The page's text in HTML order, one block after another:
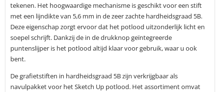
tekenen. Het hoogwaardige mechanisme is geschikt voor een stift
met een lijndikte van 5,6 mm in de zeer zachte hardheidsgraad 5B.
Deze eigenschap zorgt ervoor dat het potlood uitzonderlijk licht en
soepel schrijft. Dankzij de in de drukknop geïntegreerde
puntenslijper is het potlood altijd klaar voor gebruik, waar u ook
bent.
De grafietstiften in hardheidsgraad 5B zijn verkrijgbaar als
navulpakket voor het Sketch Up potlood. Het assortiment omvat